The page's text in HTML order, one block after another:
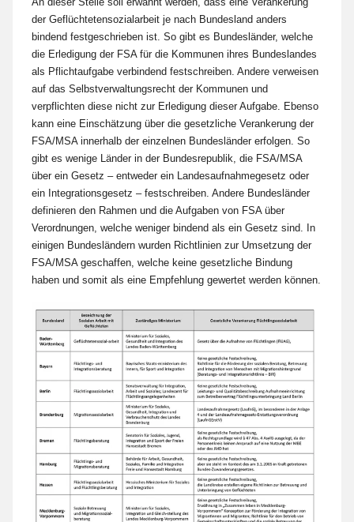
der Geflüchtetensozialarbeit je nach Bundesland anders
bindend festgeschrieben ist. So gibt es Bundesländer, welche
die Erledigung der FSA für die Kommunen ihres Bundeslandes
als Pflichtaufgabe verbindend festschreiben. Andere verweisen
auf das Selbstverwaltungsrecht der Kommunen und
verpflichten diese nicht zur Erledigung dieser Aufgabe. Ebenso
kann eine Einschätzung über die gesetzliche Verankerung der
FSA/MSA innerhalb der einzelnen Bundesländer erfolgen. So
gibt es wenige Länder in der Bundesrepublik, die FSA/MSA
über ein Gesetz – entweder ein Landesaufnahmegesetz oder
ein Integrationsgesetz – festschreiben. Andere Bundesländer
definieren den Rahmen und die Aufgaben von FSA über
Verordnungen, welche weniger bindend als ein Gesetz sind. In
einigen Bundesländern wurden Richtlinien zur Umsetzung der
FSA/MSA geschaffen, welche keine gesetzliche Bindung
haben und somit als eine Empfehlung gewertet werden können.